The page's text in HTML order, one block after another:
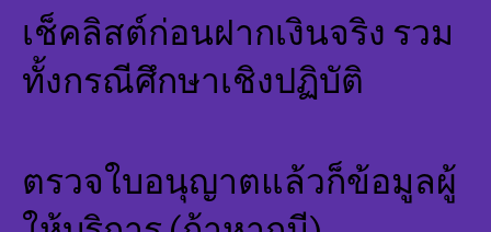
เช็คลิสต์ก่อนฝากเงินจริง รวม
ทั้งกรณีศึกษาเชิงปฏิบัติ
ตรวจใบอนุญาตแล้วก็ข้อมูลผู้